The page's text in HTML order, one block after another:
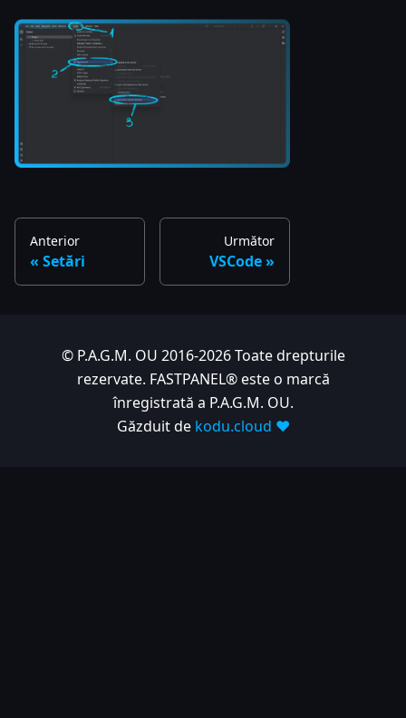
Anterior
Setări
Următor
VSCode
© P.A.G.M. OU 2016-2026 Toate drepturile
rezervate. FASTPANEL® este o marcă
înregistrată a P.A.G.M. OU.
Găzduit de kodu.cloud ❤️